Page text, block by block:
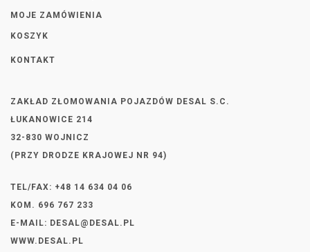
MOJE ZAMÓWIENIA
KOSZYK
KONTAKT
ZAKŁAD ZŁOMOWANIA POJAZDÓW DESAL S.C.
ŁUKANOWICE 214
32-830 WOJNICZ
(PRZY DRODZE KRAJOWEJ NR 94)
TEL/FAX: +48 14 634 04 06
KOM. 696 767 233
E-MAIL: DESAL@DESAL.PL
WWW.DESAL.PL